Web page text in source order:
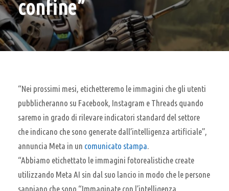
confine”
“Nei prossimi mesi, etichetteremo le immagini che gli utenti
pubblicheranno su Facebook, Instagram e Threads quando
saremo in grado di rilevare indicatori standard del settore
che indicano che sono generate dall’intelligenza artificiale”,
annuncia Meta in un comunicato stampa.
“Abbiamo etichettato le immagini fotorealistiche create
utilizzando Meta AI sin dal suo lancio in modo che le persone
sappiano che sono “Immaginate con l’intelligenza